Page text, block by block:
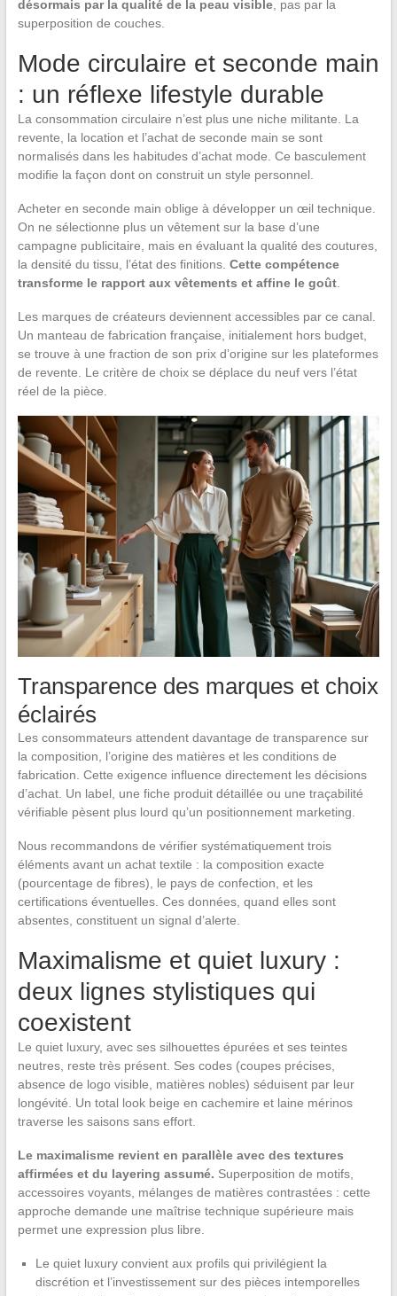
désormais par la qualité de la peau visible, pas par la
superposition de couches.
Mode circulaire et seconde main
: un réflexe lifestyle durable
La consommation circulaire n’est plus une niche militante. La
revente, la location et l’achat de seconde main se sont
normalisés dans les habitudes d’achat mode. Ce basculement
modifie la façon dont on construit un style personnel.
Acheter en seconde main oblige à développer un œil technique.
On ne sélectionne plus un vêtement sur la base d’une
campagne publicitaire, mais en évaluant la qualité des coutures,
la densité du tissu, l’état des finitions. Cette compétence
transforme le rapport aux vêtements et affine le goût.
Les marques de créateurs deviennent accessibles par ce canal.
Un manteau de fabrication française, initialement hors budget,
se trouve à une fraction de son prix d’origine sur les plateformes
de revente. Le critère de choix se déplace du neuf vers l’état
réel de la pièce.
Transparence des marques et choix
éclairés
Les consommateurs attendent davantage de transparence sur
la composition, l’origine des matières et les conditions de
fabrication. Cette exigence influence directement les décisions
d’achat. Un label, une fiche produit détaillée ou une traçabilité
vérifiable pèsent plus lourd qu’un positionnement marketing.
Nous recommandons de vérifier systématiquement trois
éléments avant un achat textile : la composition exacte
(pourcentage de fibres), le pays de confection, et les
certifications éventuelles. Ces données, quand elles sont
absentes, constituent un signal d’alerte.
Maximalisme et quiet luxury :
deux lignes stylistiques qui
coexistent
Le quiet luxury, avec ses silhouettes épurées et ses teintes
neutres, reste très présent. Ses codes (coupes précises,
absence de logo visible, matières nobles) séduisent par leur
longévité. Un total look beige en cachemire et laine mérinos
traverse les saisons sans effort.
Le maximalisme revient en parallèle avec des textures
affirmées et du layering assumé. Superposition de motifs,
accessoires voyants, mélanges de matières contrastées : cette
approche demande une maîtrise technique supérieure mais
permet une expression plus libre.
Le quiet luxury convient aux profils qui privilégient la
discrétion et l’investissement sur des pièces intemporelles